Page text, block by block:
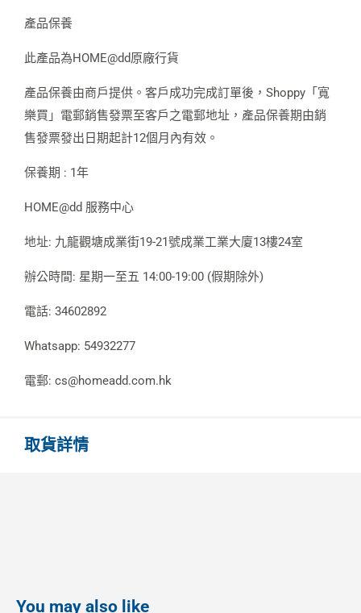
產品保養
此產品為HOME@dd原廠行貨
產品保養由商戶提供。客戶成功完成訂單後，Shoppy「寬
樂買」電郵銷售發票至客戶之電郵地址，產品保養期由銷
售發票發出日期起計12個月內有效。
保養期 : 1年
HOME@dd 服務中心
地址: 九龍觀塘成業街19-21號成業工業大廈13樓24室
辦公時間: 星期一至五 14:00-19:00 (假期除外)
電話: 34602892
Whatsapp: 54932277
電郵: cs@homeadd.com.hk
取貨詳情
You may also like